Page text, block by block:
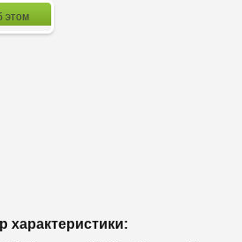
этом
характеристики: